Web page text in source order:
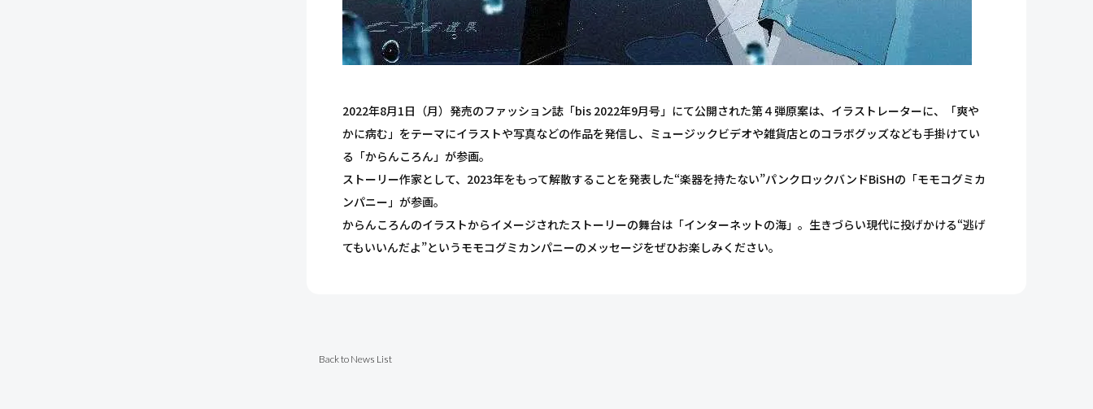
2022年8月1日（月）発売のファッション誌「bis 2022年9月号」にて公開された第４弾原案は、イラストレーターに、「爽や
かに病む」をテーマにイラストや写真などの作品を発信し、ミュージックビデオや雑貨店とのコラボグッズなども手掛けてい
る「からんころん」が参画。
ストーリー作家として、2023年をもって解散することを発表した“楽器を持たない”パンクロックバンドBiSHの「モモコグミカ
ンパニー」が参画。
からんころんのイラストからイメージされたストーリーの舞台は「インターネットの海」。生きづらい現代に投げかける“逃げ
てもいいんだよ”というモモコグミカンパニーのメッセージをぜひお楽しみください。
Back to News List